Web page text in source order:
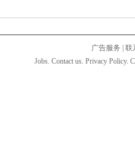
广告服务
联
Jobs. Contact us. Privacy Policy.